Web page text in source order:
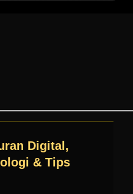
Digital,
& Tips